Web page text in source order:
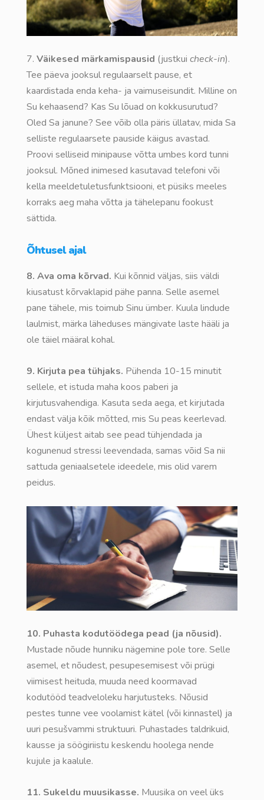
7. Väikesed märkamispausid (justkui check-in).
Tee päeva jooksul regulaarselt pause, et
kaardistada enda keha- ja vaimuseisundit. Milline on
Su kehaasend? Kas Su lõuad on kokkusurutud?
Oled Sa janune? See võib olla päris üllatav, mida Sa
selliste regulaarsete pauside käigus avastad.
Proovi selliseid minipause võtta umbes kord tunni
jooksul. Mõned inimesed kasutavad telefoni või
kella meeldetuletusfunktsiooni, et püsiks meeles
korraks aeg maha võtta ja tähelepanu fookust
sättida.
Õhtusel ajal
8. Ava oma kõrvad. Kui kõnnid väljas, siis väldi
kiusatust kõrvaklapid pähe panna. Selle asemel
pane tähele, mis toimub Sinu ümber. Kuula lindude
laulmist, märka läheduses mängivate laste hääli ja
ole täiel määral kohal.
9. Kirjuta pea tühjaks. Pühenda 10-15 minutit
sellele, et istuda maha koos paberi ja
kirjutusvahendiga. Kasuta seda aega, et kirjutada
endast välja kõik mõtted, mis Su peas keerlevad.
Ühest küljest aitab see pead tühjendada ja
kogunenud stressi leevendada, samas võid Sa nii
sattuda geniaalsetele ideedele, mis olid varem
peidus.
10. Puhasta kodutöödega pead (ja nõusid).
Mustade nõude hunniku nägemine pole tore. Selle
asemel, et nõudest, pesupesemisest või prügi
viimisest heituda, muuda need koormavad
kodutööd teadveloleku harjutusteks. Nõusid
pestes tunne vee voolamist kätel (või kinnastel) ja
uuri pesušvammi struktuuri. Puhastades taldrikuid,
kausse ja söögiriistu keskendu hoolega nende
kujule ja kaalule.
11. Sukeldu muusikasse. Muusika on veel üks